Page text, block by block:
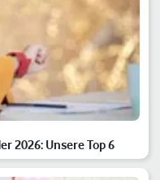
2026: Unsere Top 6